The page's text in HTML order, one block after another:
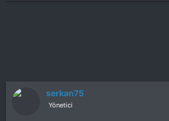
serkan75
Yönetici